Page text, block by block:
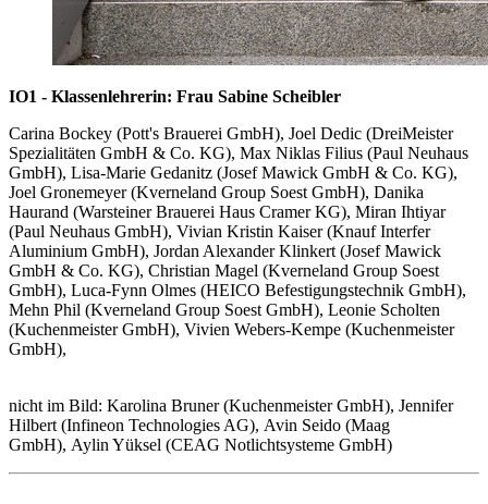
IO1 - Klassenlehrerin: Frau Sabine Scheibler
Carina Bockey (Pott's Brauerei GmbH), Joel Dedic (DreiMeister
Spezialitäten GmbH & Co. KG), Max Niklas Filius (Paul Neuhaus
GmbH), Lisa-Marie Gedanitz (Josef Mawick GmbH & Co. KG),
Joel Gronemeyer (Kverneland Group Soest GmbH), Danika
Haurand (Warsteiner Brauerei Haus Cramer KG), Miran Ihtiyar
(Paul Neuhaus GmbH), Vivian Kristin Kaiser (Knauf Interfer
Aluminium GmbH), Jordan Alexander Klinkert (Josef Mawick
GmbH & Co. KG), Christian Magel (Kverneland Group Soest
GmbH), Luca-Fynn Olmes (HEICO Befestigungstechnik GmbH),
Mehn Phil (Kverneland Group Soest GmbH), Leonie Scholten
(Kuchenmeister GmbH), Vivien Webers-Kempe (Kuchenmeister
GmbH),
nicht im Bild: Karolina Bruner (Kuchenmeister GmbH), Jennifer
Hilbert (Infineon Technologies AG), Avin Seido (Maag
GmbH), Aylin Yüksel (CEAG Notlichtsysteme GmbH)